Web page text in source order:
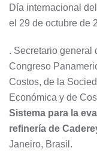
Día internacional
el 29 de octubre de
. Secretario general
Congreso
Costos, de la
Económica y de
Sistema para la
refinería de
Janeiro, Brasil.